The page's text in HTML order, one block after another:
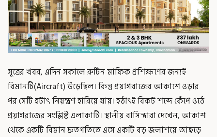
সূত্রের খবর, এদিন সকালে রুটিন মাফিক প্রশিক্ষণের জন্যই
বিমানটি(Aircraft) উড়েছিল। কিন্তু প্রয়াগরাজের আকাশে ওড়ার
পর সেটি হটাৎ নিয়ন্ত্রণ হারিয়ে যায়। হঠাৎই বিকট শব্দে কেঁপে ওঠে
প্রয়াগরাজের সংশ্লিষ্ট এলাকাটি। স্থানীয় বাসিন্দারা দেখেন, আকাশ
থেকে একটি বিমান দ্রুতগতিতে এসে একটি বড় জলাশয়ে আছড়ে